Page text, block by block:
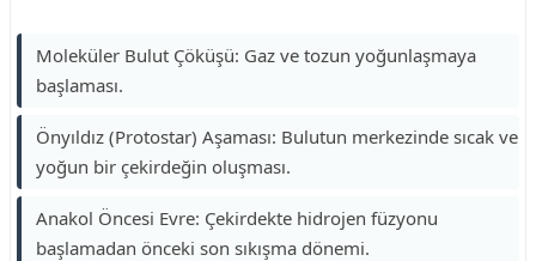
Moleküler Bulut Çöküşü: Gaz ve tozun yoğunlaşmaya
başlaması.
Önyıldız (Protostar) Aşaması: Bulutun merkezinde sıcak ve
yoğun bir çekirdeğin oluşması.
Anakol Öncesi Evre: Çekirdekte hidrojen füzyonu
başlamadan önceki son sıkışma dönemi.